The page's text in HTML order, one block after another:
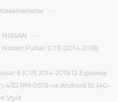
—
—
Pulsar (C13) (2014-2018)
6 (C13) 2014-2018 12.3 дюйма
4/32 RM-0578 на Android 10 (4G-
Style